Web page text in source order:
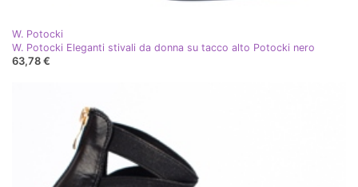
W. Potocki
W. Potocki Eleganti stivali da donna su tacco alto Potocki nero
63,78 €